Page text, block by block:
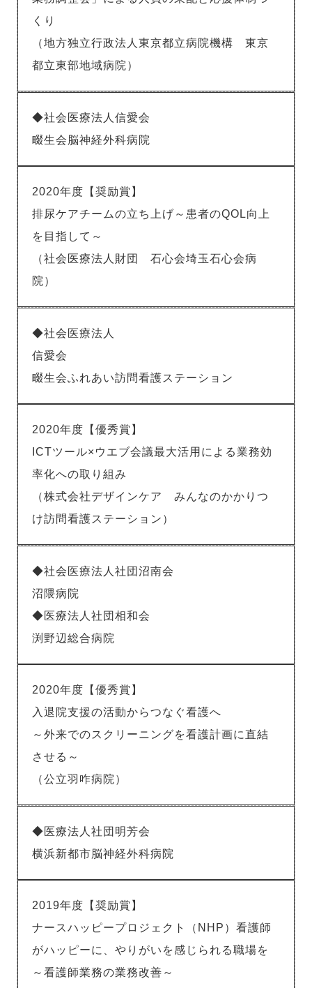
くり
（地方独立行政法人東京都立病院機構 東京
都立東部地域病院）
◆社会医療法人信愛会
畷生会脳神経外科病院
2020年度【奨励賞】
排尿ケアチームの立ち上げ～患者のQOL向上
を目指して～
（社会医療法人財団 石心会埼玉石心会病
院）
◆社会医療法人
信愛会
畷生会ふれあい訪問看護ステーション
2020年度【優秀賞】
ICTツール×ウエブ会議最大活用による業務効
率化への取り組み
（株式会社デザインケア みんなのかかりつ
け訪問看護ステーション）
◆社会医療法人社団沼南会
沼隈病院
◆医療法人社団相和会
渕野辺総合病院
2020年度【優秀賞】
入退院支援の活動からつなぐ看護へ
～外来でのスクリーニングを看護計画に直結
させる～
（公立羽咋病院）
◆医療法人社団明芳会
横浜新都市脳神経外科病院
2019年度【奨励賞】
ナースハッピープロジェクト（NHP）看護師
がハッピーに、やりがいを感じられる職場を
～看護師業務の業務改善～